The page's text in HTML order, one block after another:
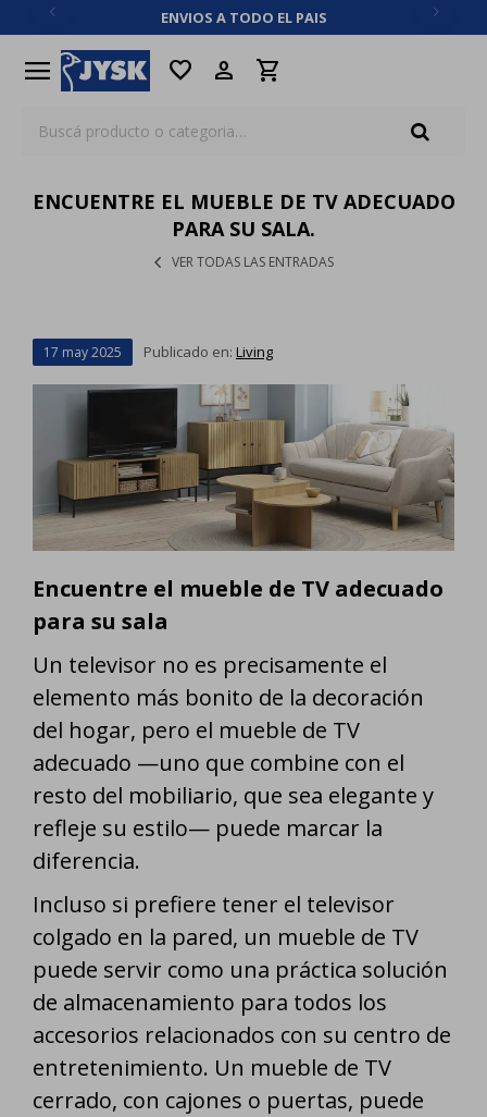
ENVIOS A TODO EL PAIS
menu favorite
ENCUENTRE EL MUEBLE DE TV ADECUADO
PARA SU SALA.
VER TODAS LAS ENTRADAS
17 may2025 Publicado en: Living
Encuentre el mueble de TV adecuado
para su sala
Un televisor no es precisamente el
elemento más bonito de la decoración
del hogar, pero el mueble de TV
adecuado —uno que combine con el
resto del mobiliario, que sea elegante y
refleje su estilo— puede marcar la
diferencia.
Incluso si prefiere tener el televisor
colgado en la pared, un mueble de TV
puede servir como una práctica solución
de almacenamiento para todos los
accesorios relacionados con su centro de
entretenimiento. Un mueble de TV
cerrado, con cajones o puertas, puede
close